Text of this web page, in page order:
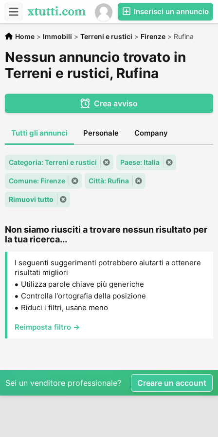
Inserisci un annuncio
Home > Immobili > Terreni e rustici > Firenze > Rufina
Nessun annuncio trovato in
Terreni e rustici, Rufina
Crea avviso
Tutti gli annunci Personale Company
Categoria: Terreni e rustici Paese: Italia
Comune: Firenze Città: Rufina
Rimuovi tutto
Non siamo riusciti a trovare nessun risultato per
la tua ricerca...
I seguenti suggerimenti potrebbero aiutarti a ottenere
risultati migliori
Utilizza parole chiave più generiche
Controlla l'ortografia della posizione
Riduci i filtri, usane meno
Reimposta filtro →
Sei un venditore professionale? Creare un account